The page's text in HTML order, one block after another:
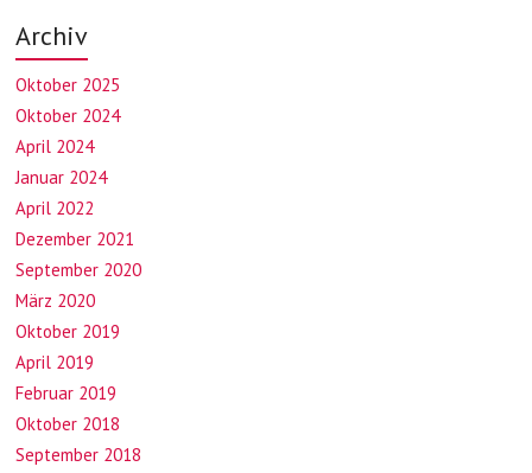
Archiv
Oktober 2025
Oktober 2024
April 2024
Januar 2024
April 2022
Dezember 2021
September 2020
März 2020
Oktober 2019
April 2019
Februar 2019
Oktober 2018
September 2018